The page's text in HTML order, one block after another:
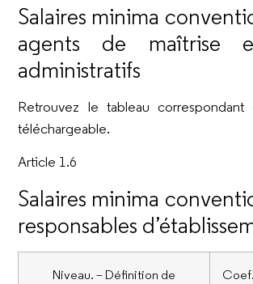
Salaires minima
agents de maîtrise
administratifs
Retrouvez le tableau
téléchargeable.
Article 1.6
Salaires minima
responsables
Niveau. – Définition de
Coef.